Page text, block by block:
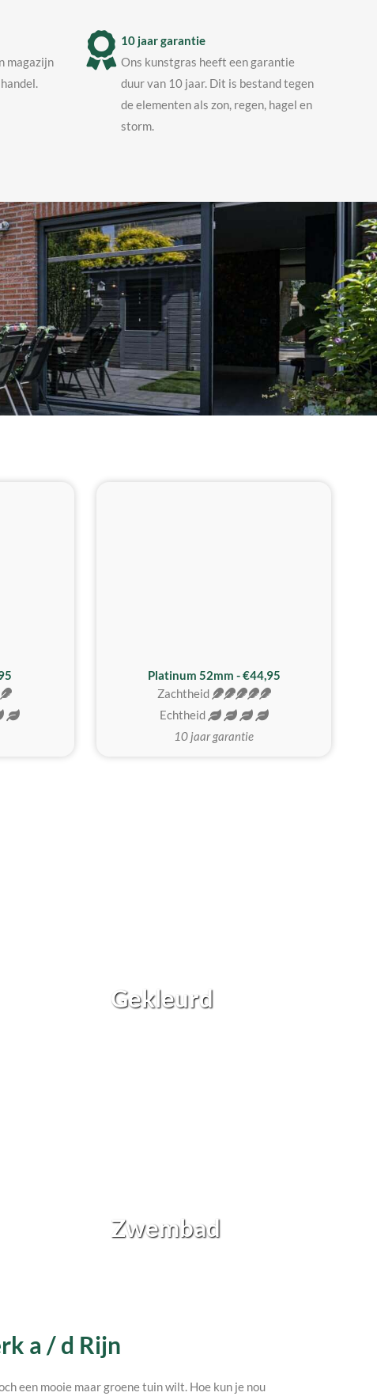
magazijn
10 jaar garantie
Ons kunstgras heeft een garantie
duur van 10 jaar. Dit is bestand tegen
de elementen als zon, regen, hagel en
storm.
Platinum 52mm - €44,95
Zachtheid
Echtheid
10 jaar garantie
Gekleurd
Zwembad
a / d Rijn
een mooie maar groene tuin wilt. Hoe kun je nou